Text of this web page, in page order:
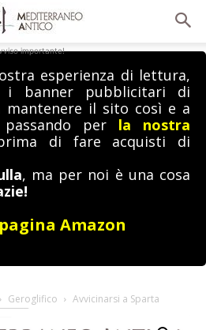
importante!
esperienza di lettura,
i banner pubblicitari di
mantenere il sito così e a
per la nostra
di fare acquisti di
, ma per noi è una cosa
Amazon
Geroglifico Avvicinarsi a Sparta